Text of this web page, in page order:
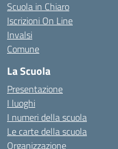
Scuola in Chiaro
Iscrizioni On Line
Invalsi
Comune
La Scuola
Presentazione
I luoghi
I numeri della scuola
Le carte della scuola
Organizzazione